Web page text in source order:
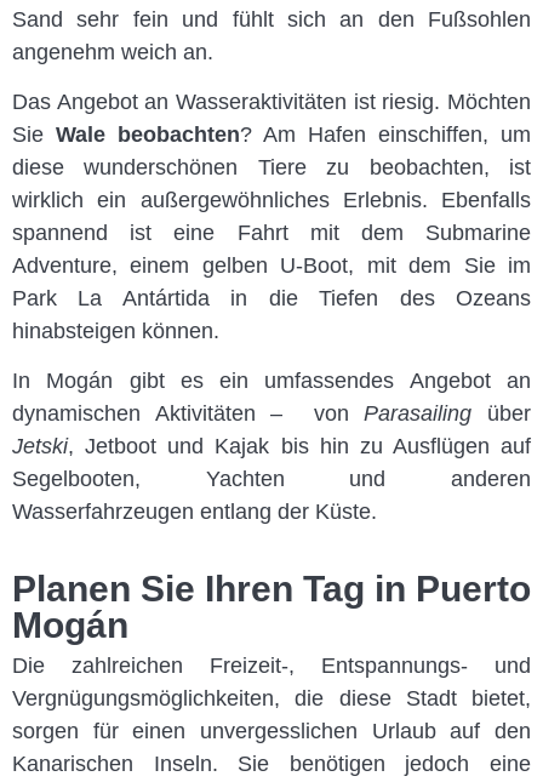
Sand sehr fein und fühlt sich an den Fußsohlen
angenehm weich an.
Das Angebot an Wasseraktivitäten ist riesig. Möchten
Sie Wale beobachten? Am Hafen einschiffen, um
diese wunderschönen Tiere zu beobachten, ist
wirklich ein außergewöhnliches Erlebnis. Ebenfalls
spannend ist eine Fahrt mit dem Submarine
Adventure, einem gelben U-Boot, mit dem Sie im
Park La Antártida in die Tiefen des Ozeans
hinabsteigen können.
In Mogán gibt es ein umfassendes Angebot an
dynamischen Aktivitäten – vonParasailing über
Jetski, Jetboot und Kajak bis hin zu Ausflügen auf
Segelbooten, Yachten und anderen
Wasserfahrzeugen entlang der Küste.
Planen Sie Ihren Tag in Puerto
Mogán
Die zahlreichen Freizeit-, Entspannungs- und
Vergnügungsmöglichkeiten, die diese Stadt bietet,
sorgen für einen unvergesslichen Urlaub auf den
Kanarischen Inseln. Sie benötigen jedoch eine